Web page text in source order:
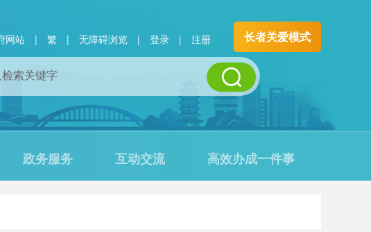
网站 | 繁 | 无障碍浏览 | 登录 | 注册 长者关爱模式
政务服务 互动交流 高效办成一件事